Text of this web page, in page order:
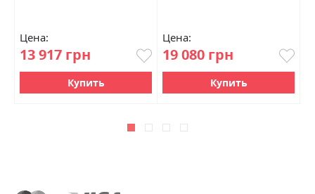
Цена:
13 917 грн
Купить
Цена:
19 080 грн
Купить